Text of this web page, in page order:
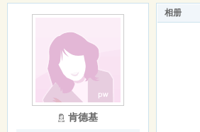
肯德基
相册